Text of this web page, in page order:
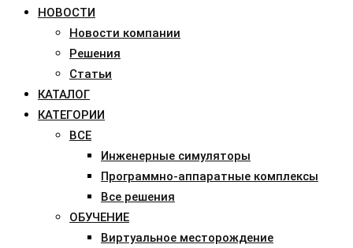
НОВОСТИ
Новости компании
Решения
Статьи
КАТАЛОГ
КАТЕГОРИИ
ВСЕ
Инженерные симуляторы
Программно-аппаратные комплексы
Все решения
ОБУЧЕНИЕ
Виртуальное месторождение